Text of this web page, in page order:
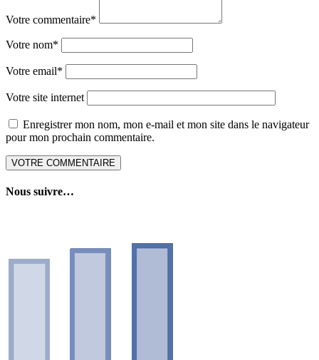
Votre commentaire*
Votre nom*
Votre email*
Votre site internet
Enregistrer mon nom, mon e-mail et mon site dans le navigateur
pour mon prochain commentaire.
Nous suivre…